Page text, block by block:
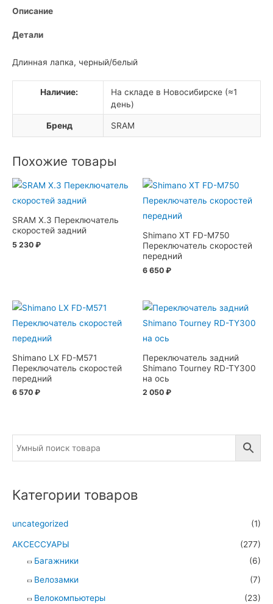
задний
Описание
Детали
Длинная лапка, черный/белый
Наличие:
На складе в Новосибирске (≈1
день)
Бренд SRAM
Похожие товары
SRAM X.3 Переключатель
скоростей задний
5 230 ₽
Shimano XT FD-M750
Переключатель скоростей
передний
6 650 ₽
Shimano LX FD-M571
Переключатель скоростей
передний
6 570 ₽
Переключатель задний
Shimano Tourney RD-TY300
на ось
2 050 ₽
Категории товаров
uncategorized (1)
АКСЕССУАРЫ
(277)
Багажники
(6)
Велозамки
(7)
Велокомпьютеры
(23)